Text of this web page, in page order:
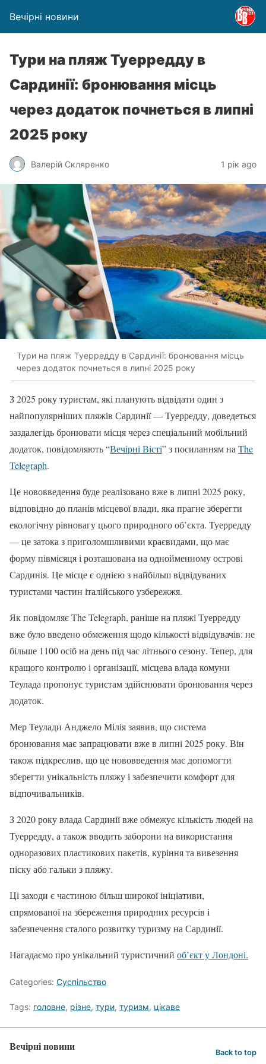
Вечірні новини
Тури на пляж Туерредду в
Сардинії: бронювання місць
через додаток почнеться в липні
2025 року
Валерій Скляренко 1 рік ago
Тури на пляж Туерредду в Сардинії: бронювання місць
через додаток почнеться в липні 2025 року
З 2025 року туристам, які планують відвідати один з
найпопулярніших пляжів Сардинії — Туерредду, доведеться
заздалегідь бронювати місця через спеціальний мобільний
додаток, повідомляють “Вечірні Вісті” з посиланням на The
Telegraph.
Це нововведення буде реалізовано вже в липні 2025 року,
відповідно до планів місцевої влади, яка прагне зберегти
екологічну рівновагу цього природного об’єкта. Туерредду
— це затока з приголомшливими краєвидами, що має
форму півмісяця і розташована на однойменному острові
Сардинія. Це місце є однією з найбільш відвідуваних
туристами частин італійського узбережжя.
Як повідомляє The Telegraph, раніше на пляжі Туерредду
вже було введено обмеження щодо кількості відвідувачів: не
більше 1100 осіб на день під час літнього сезону. Тепер, для
кращого контролю і організації, місцева влада комуни
Теулада пропонує туристам здійснювати бронювання через
додаток.
Мер Теулади Анджело Мілія заявив, що система
бронювання має запрацювати вже в липні 2025 року. Він
також підкреслив, що це нововведення має допомогти
зберегти унікальність пляжу і забезпечити комфорт для
відпочивальників.
З 2020 року влада Сардинії вже обмежує кількість людей на
Туерредду, а також вводить заборони на використання
одноразових пластикових пакетів, куріння та вивезення
піску або гальки з пляжу.
Ці заходи є частиною більш широкої ініціативи,
спрямованої на збереження природних ресурсів і
забезпечення сталого розвитку туризму на Сардинії.
Нагадаємо про унікальний туристичний об’єкт у Лондоні.
Categories: Суспільство
Tags: головне, різне, тури, туризм, цікаве
Вечірні новини Back to top